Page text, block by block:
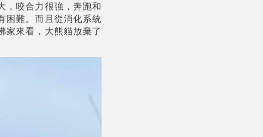
，咬合力很強，奔跑和
困難。而且從消化系統
家來看，大熊貓放棄了